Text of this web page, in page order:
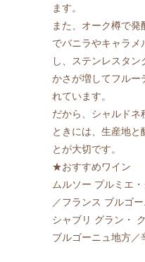
ます。
また、オーク樽で
でバニラやキャラメ
し、ステンレスタ
かさが増してフルー
れています。
だから、シャルドネ
ときには、生産地と
とが大切です。
★おすすめワイン
ムルソー プルミエ
／フランス ブルゴ
シャブリ グラン・
ブルゴーニュ地方／